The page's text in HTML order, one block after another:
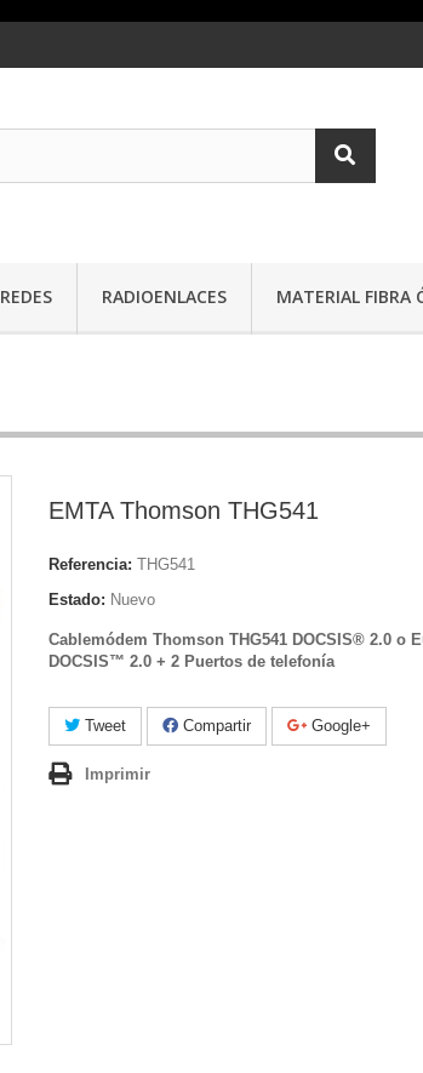
RADIOENLACES MATERIAL FIBRA
EMTA Thomson THG541
Referencia: THG541
Estado: Nuevo
Cablemódem Thomson THG541 DOCSIS® 2.0 o
DOCSIS™ 2.0 + 2 Puertos de telefonía
Tweet Compartir Google+
Imprimir